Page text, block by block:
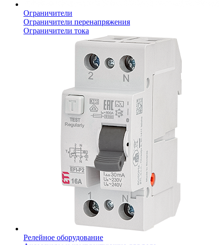
Ограничители
Ограничители перенапряжения
Ограничители тока
Релейное оборудование